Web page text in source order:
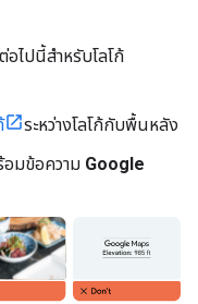
ไปนี้สำหรับโลโก้
ระหว่างโลโก้กับพื้นหลัง
อมข้อความ Google